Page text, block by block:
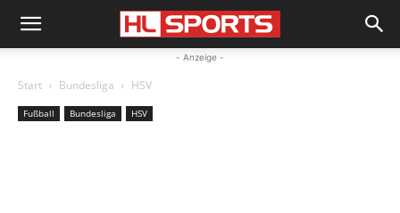
- Anzeige -
Start Bundesliga HSV
Fußball Bundesliga HSV